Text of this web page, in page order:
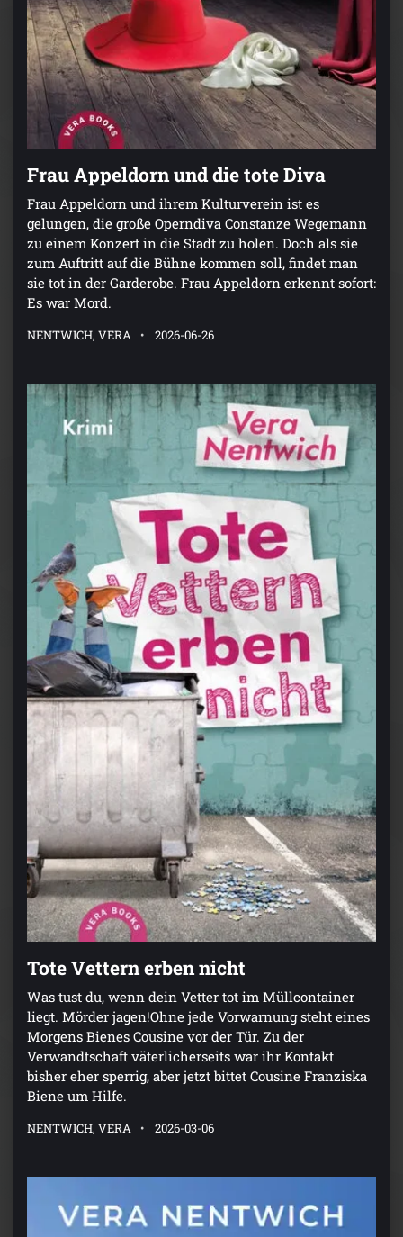
Frau Appeldorn und die tote Diva
Frau Appeldorn und ihrem Kulturverein ist es
gelungen, die große Operndiva Constanze Wegemann
zu einem Konzert in die Stadt zu holen. Doch als sie
zum Auftritt auf die Bühne kommen soll, findet man
sie tot in der Garderobe. Frau Appeldorn erkennt sofort:
Es war Mord.
NENTWICH, VERA 2026-06-26
Tote Vettern erben nicht
Was tust du, wenn dein Vetter tot im Müllcontainer
liegt. Mörder jagen!Ohne jede Vorwarnung steht eines
Morgens Bienes Cousine vor der Tür. Zu der
Verwandtschaft väterlicherseits war ihr Kontakt
bisher eher sperrig, aber jetzt bittet Cousine Franziska
Biene um Hilfe.
NENTWICH, VERA 2026-03-06